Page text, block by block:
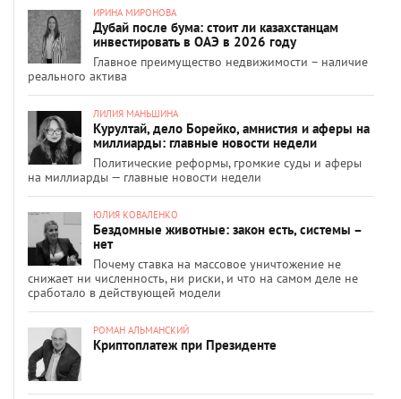
ИРИНА МИРОНОВА
Дубай после бума: стоит ли казахстанцам
инвестировать в ОАЭ в 2026 году
Главное преимущество недвижимости – наличие
реального актива
ЛИЛИЯ МАНЬШИНА
Курултай, дело Борейко, амнистия и аферы на
миллиарды: главные новости недели
Политические реформы, громкие суды и аферы
на миллиарды — главные новости недели
ЮЛИЯ КОВАЛЕНКО
Бездомные животные: закон есть, системы –
нет
Почему ставка на массовое уничтожение не
снижает ни численность, ни риски, и что на самом деле не
сработало в действующей модели
РОМАН АЛЬМАНСКИЙ
Криптоплатеж при Президенте